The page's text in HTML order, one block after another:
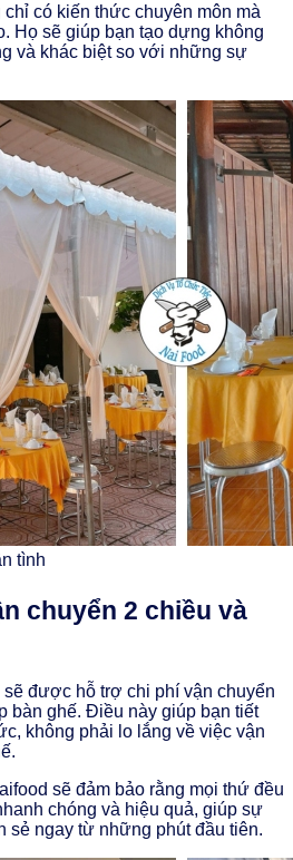
có kiến thức chuyên môn mà
Họ sẽ giúp bạn tạo dựng không
và khác biệt so với những sự
tình
chuyển 2 chiều và
được hỗ trợ chi phí vận chuyển
bàn ghế. Điều này giúp bạn tiết
không phải lo lắng về việc vận
sẽ đảm bảo rằng mọi thứ đều
chóng và hiệu quả, giúp sự
sẻ ngay từ những phút đầu tiên.